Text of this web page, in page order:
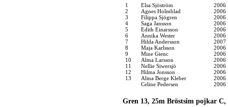
1 Elsa Sjöström
2006
2
Agnes Holmblad
2006
3
Filippa Sjögren
2006
4
Saga Jansson
2006
5
Edith Einarsson
2006
6
Annika Wester
2006
7
Hilda Andersson
2007
8
Maja Karlsson
2006
9
Mine Gienc
2006
10
Alma Larsson
2006
11
Nellie Siwersjö
2006
12
Hilma Jonsson
2006
13
Alma Berge Kleber
2006
Celine Pedersen
2006
Gren 13, 25m Bröstsim pojkar C,